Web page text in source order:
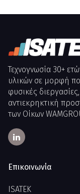
Τεχνογνωσία 30+
υλικών σε μορφή
φυσικές
αντιεκρηκτική
των Οίκων
Επικοινωνία
ISATEK